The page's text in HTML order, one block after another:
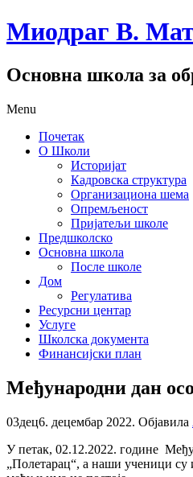
Миодраг В.
Основна школа за
Menu
Почетак
О Школи
Историјат
Кадровска структура
Организациона шема
Опремљеност
Пријатељи школе
Предшколско
Основна школа
После школе
Дом
Регулатива
Ресурсни центар
Услуге
Школска документа
Финансијски план
Међународни дан
03дец6. децембар 2022. Објавила
У петак, 02.12.2022. године
„Полетарац“, а наши ученици су